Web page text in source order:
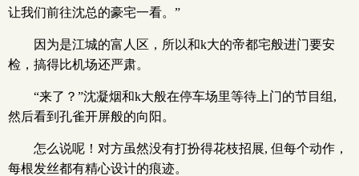
让我们前往沈总的豪宅一看。”
因为是江城的富人区，所以和k大的帝都宅般进门要安
检，搞得比机场还严肃。
“来了？”沈凝烟和k大般在停车场里等待上门的节目组,
然后看到孔雀开屏般的向阳。
怎么说呢！对方虽然没有打扮得花枝招展, 但每个动作，
每根发丝都有精心设计的痕迹。